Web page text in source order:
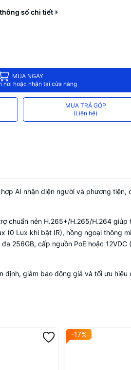
Vượt hàng rào ảo, phát hiện xâm nhập
Hik-Connect & CameraDDNS
số chi tiết
MUA NGAY
nơi hoặc nhận tại cửa hàng
MUA TRẢ GÓP
(Liên hệ)
AI nhận diện người và phương
chuẩn nén H.265+/H.265/H.264
Lux khi bật IR), hồng ngoại thông
256GB, cấp nguồn PoE hoặc
giảm báo động giả và tối ưu hiệu
-17%